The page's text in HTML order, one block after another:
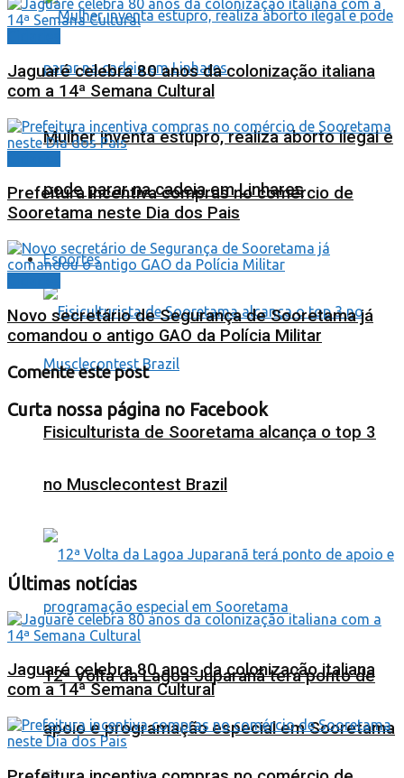
Mulher inventa estupro, realiza aborto ilegal e
pode parar na cadeia em Linhares
Esportes
Fisiculturista de Sooretama alcança o top 3
no Musclecontest Brazil
12ª Volta da Lagoa Juparanã terá ponto de
apoio e programação especial em Sooretama
Jaguaré celebra 80 anos da colonização italiana
com a 14ª Semana Cultural
Prefeitura incentiva compras no comércio de
Sooretama neste Dia dos Pais
Novo secretário de Segurança de Sooretama já
comandou o antigo GAO da Polícia Militar
Comente este post
Curta nossa página no Facebook
Últimas notícias
Jaguaré celebra 80 anos da colonização italiana
com a 14ª Semana Cultural